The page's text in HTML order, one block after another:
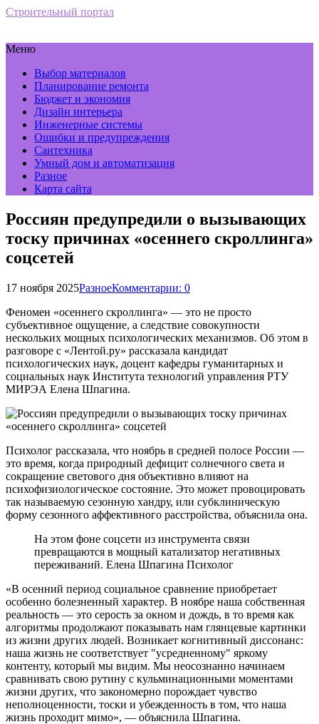
Строительный портал
Меню
Выбор материалов
Планирование ремонта
Бюджет и экономия
Дизайн интерьера
Инженерные системы
Ошибки и предупреждения
Сантехника
Умный дом и автоматизация
Разное
Карта сайта
Россиян предупредили о вызывающих
тоску причинах «осеннего скроллинга»
соцсетей
17 ноября 2025РазноеКомментарии: 0
Феномен «осеннего скроллинга» — это не просто
субъективное ощущение, а следствие совокупности
нескольких мощных психологических механизмов. Об этом в
разговоре с «Лентой.ру» рассказала кандидат
психологических наук, доцент кафедры гуманитарных и
социальных наук Института технологий управления РТУ
МИРЭА Елена Шпагина.
Психолог рассказала, что ноябрь в средней полосе России —
это время, когда природный дефицит солнечного света и
сокращение светового дня объективно влияют на
психофизиологическое состояние. Это может провоцировать
так называемую сезонную хандру, или субклиническую
форму сезонного аффективного расстройства, объяснила она.
На этом фоне соцсети из инструмента связи
превращаются в мощный катализатор негативных
переживаний. Елена Шпагина Психолог
«В осенний период социальное сравнение приобретает
особенно болезненный характер. В ноябре наша собственная
реальность — это серость за окном и дождь, в то время как
алгоритмы продолжают показывать нам глянцевые картинки
из жизни других людей. Возникает когнитивный диссонанс:
наша жизнь не соответствует "усредненному" яркому
контенту, который мы видим. Мы неосознанно начинаем
сравнивать свою рутину с кульминационными моментами
жизни других, что закономерно порождает чувство
неполноценности, тоски и убежденность в том, что наша
жизнь проходит мимо», — объяснила Шпагина.